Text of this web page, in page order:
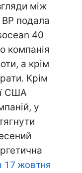
між
BP подала
40
компанія
а крім
Крім
США
у
17 жовтня